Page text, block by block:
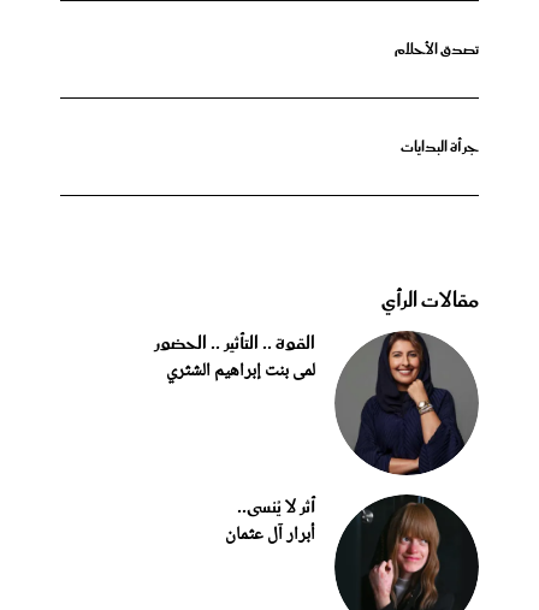
تصدق الأحلام
جرأة البدايات
مقالات الرأي
القوة .. التأثير .. الحضور
لمى بنت إبراهيم الشثري
أثر لا يُنسى..
أبرار آل عثمان